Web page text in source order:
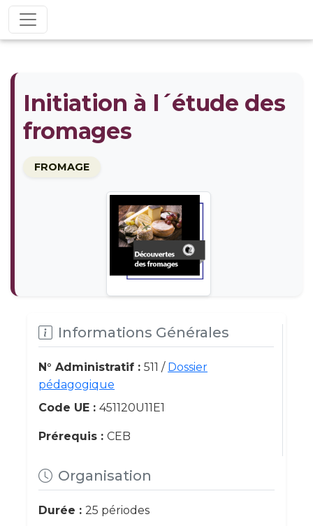
Initiation à l´étude des
fromages
FROMAGE
Informations Générales
N° Administratif : 511 / Dossier
pédagogique
Code UE : 451120U11E1
Prérequis : CEB
Organisation
Durée : 25 périodes